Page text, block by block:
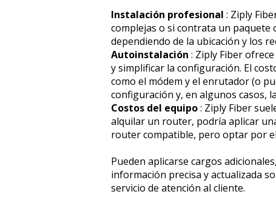
Instalación profesional : Ziply
complejas o si contrata un paquete
dependiendo de la ubicación y los
Autoinstalación : Ziply Fiber
y simplificar la configuración. El
como el módem y el enrutador (o
configuración y, en algunos casos,
Costos del equipo: Ziply Fiber
alquilar un router, podría aplicar
router compatible, pero optar por
Pueden aplicarse cargos
información precisa y actualizada
servicio de atención al cliente.